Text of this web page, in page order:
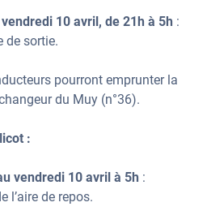
10 avril, de 21h à 5h :
de sortie.
pourront emprunter la
du Muy (n°36).
:
vendredi 10 avril à 5h :
l’aire de repos.